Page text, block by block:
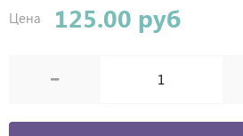
Цена 125.00 руб